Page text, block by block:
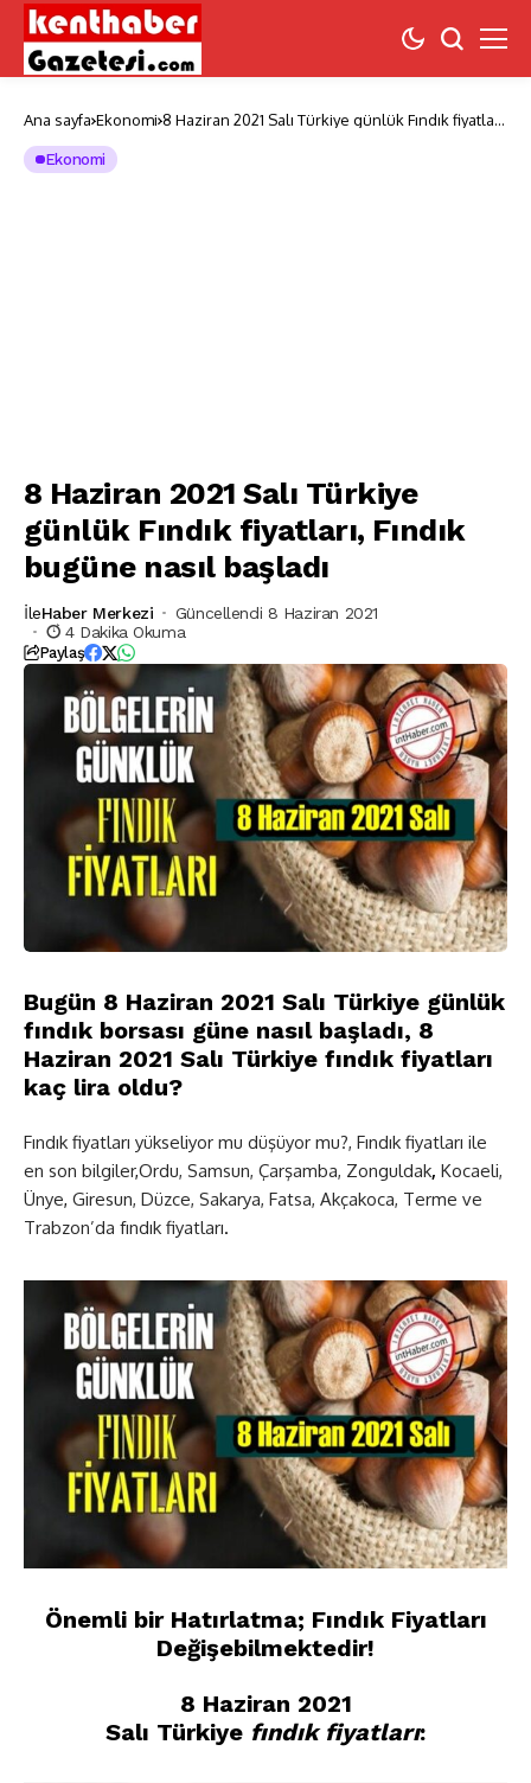
Ana sayfa Ekonomi 8 Haziran 2021 Salı Türkiye günlük Fındık fiyatları,
Ekonomi
8 Haziran 2021 Salı Türkiye
günlük Fındık fiyatları, Fındık
bugüne nasıl başladı
İleHaber Merkezi
Güncellendi 8 Haziran 2021
4 Dakika Okuma
Paylaş
Bugün 8 Haziran 2021 Salı Türkiye günlük
fındık borsası güne nasıl başladı, 8
Haziran 2021 Salı Türkiye fındık fiyatları
kaç lira oldu?
Fındık fiyatları yükseliyor mu düşüyor mu?, Fındık fiyatları ile
en son bilgiler,Ordu, Samsun, Çarşamba, Zonguldak, Kocaeli,
Ünye, Giresun, Düzce, Sakarya, Fatsa, Akçakoca, Terme ve
Trabzon’da fındık fiyatları.
Önemli bir Hatırlatma; Fındık Fiyatları
Değişebilmektedir!
8 Haziran 2021
Salı Türkiye fındık fiyatları: